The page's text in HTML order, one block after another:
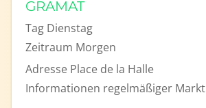
GRAMAT
Tag Dienstag
Zeitraum Morgen
Adresse Place de la Halle
Informationen regelmäßiger Markt